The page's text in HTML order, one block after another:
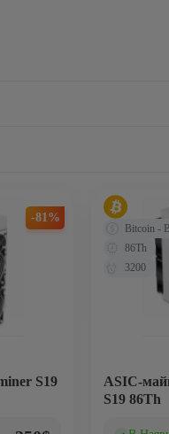
S19
-81%
ASIC-
S19 86Th
Bitcoin -
86Th
3200